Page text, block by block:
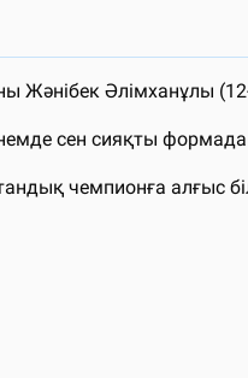
Жәнібек Әлімханұлы
сен сияқты
чемпионға алғыс